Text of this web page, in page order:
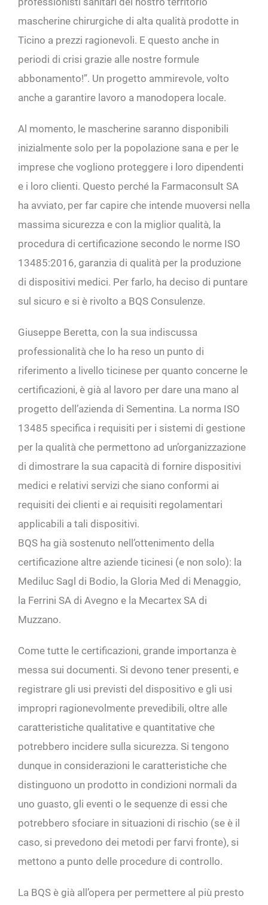
mascherine chirurgiche di alta qualità prodotte in
Ticino a prezzi ragionevoli. E questo anche in
periodi di crisi grazie alle nostre formule
abbonamento!”. Un progetto ammirevole, volto
anche a garantire lavoro a manodopera locale.
Al momento, le mascherine saranno disponibili
inizialmente solo per la popolazione sana e per le
imprese che vogliono proteggere i loro dipendenti
e i loro clienti. Questo perché la Farmaconsult SA
ha avviato, per far capire che intende muoversi nella
massima sicurezza e con la miglior qualità, la
procedura di certificazione secondo le norme ISO
13485:2016, garanzia di qualità per la produzione
di dispositivi medici. Per farlo, ha deciso di puntare
sul sicuro e si è rivolto a BQS Consulenze.
Giuseppe Beretta, con la sua indiscussa
professionalità che lo ha reso un punto di
riferimento a livello ticinese per quanto concerne le
certificazioni, è già al lavoro per dare una mano al
progetto dell’azienda di Sementina. La norma ISO
13485 specifica i requisiti per i sistemi di gestione
per la qualità che permettono ad un’organizzazione
di dimostrare la sua capacità di fornire dispositivi
medici e relativi servizi che siano conformi ai
requisiti dei clienti e ai requisiti regolamentari
applicabili a tali dispositivi.
BQS ha già sostenuto nell’ottenimento della
certificazione altre aziende ticinesi (e non solo): la
Mediluc Sagl di Bodio, la Gloria Med di Menaggio,
la Ferrini SA di Avegno e la Mecartex SA di
Muzzano.
Come tutte le certificazioni, grande importanza è
messa sui documenti. Si devono tener presenti, e
registrare gli usi previsti del dispositivo e gli usi
impropri ragionevolmente prevedibili, oltre alle
caratteristiche qualitative e quantitative che
potrebbero incidere sulla sicurezza. Si tengono
dunque in considerazioni le caratteristiche che
distinguono un prodotto in condizioni normali da
uno guasto, gli eventi o le sequenze di essi che
potrebbero sfociare in situazioni di rischio (se è il
caso, si prevedono dei metodi per farvi fronte), si
mettono a punto delle procedure di controllo.
La BQS è già all’opera per permettere al più presto